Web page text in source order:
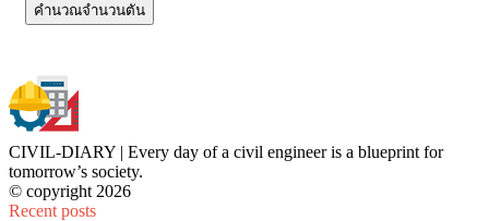
คำนวณจำนวนตัน
CIVIL-DIARY | Every day of a civil engineer is a blueprint for
tomorrow’s society.
© copyright 2026
Recent posts